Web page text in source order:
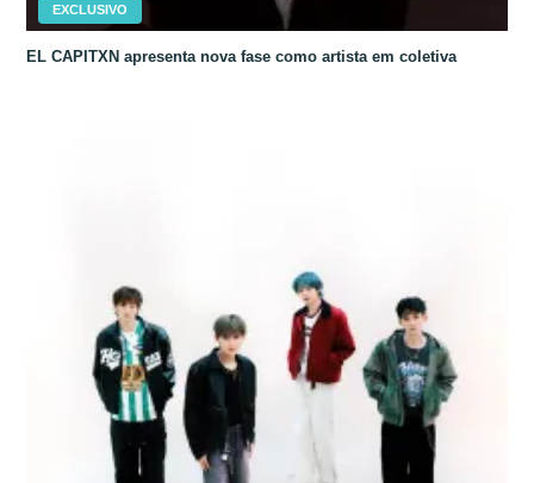
EXCLUSIVO
EL CAPITXN apresenta nova fase como artista em coletiva